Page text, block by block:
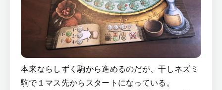
本来ならしずく駒から進めるのだが、干しネズミ
駒で１マス先からスタートになっている。